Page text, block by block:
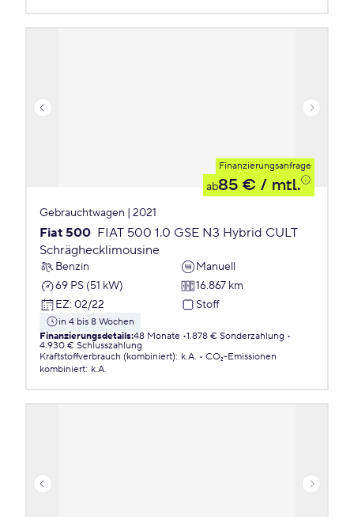
Finanzierungsanfrage
ab85 € / mtl.
Gebrauchtwagen | 2021
Fiat 500 FIAT 500 1.0 GSE N3 Hybrid CULT
Schräghecklimousine
Benzin
Manuell
69 PS (51 kW)
16.867 km
EZ: 02/22 Stoff
in 4 bis 8 Wochen
Finanzierungsdetails:48 Monate 1.878 € Sonderzahlung
4.930 € Schlusszahlung
Kraftstoffverbrauch (kombiniert): k.A.
CO₂-Emissionen
kombiniert: k.A.